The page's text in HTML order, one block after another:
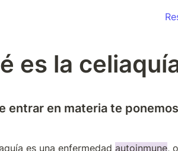
es la
entrar en materia te
es una enfermedad autoinmune,